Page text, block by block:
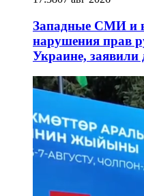
Западные СМИ и
нарушения прав
Украине,